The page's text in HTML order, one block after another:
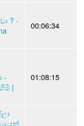
? -
00:06:34
-
|
01:08:15